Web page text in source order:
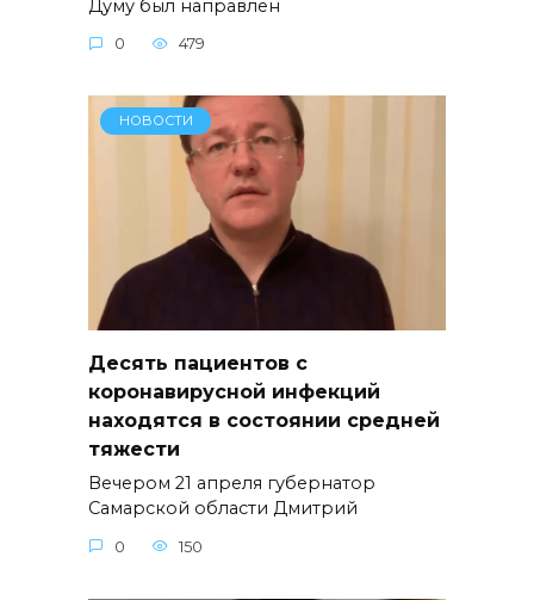
Думу был направлен
0 479
НОВОСТИ
Десять пациентов с
коронавирусной инфекций
находятся в состоянии средней
тяжести
Вечером 21 апреля губернатор
Самарской области Дмитрий
0 150